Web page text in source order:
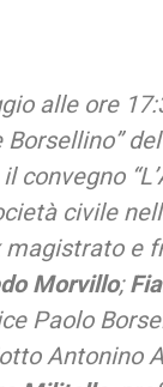
alle ore
Borsellino” del
convegno “
civile
magistrato e
Morvillo;
Paolo
Antonino